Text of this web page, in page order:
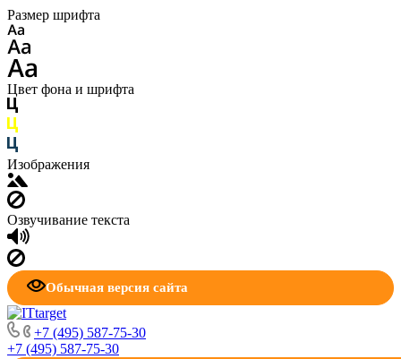
Размер шрифта
Цвет фона и шрифта
Изображения
Озвучивание текста
Обычная версия сайта
+7 (495) 587-75-30
+7 (495) 587-75-30